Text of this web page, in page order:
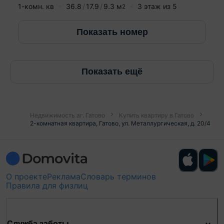
1-комн. кв 36.8 17.9 9.3 м2 3 этаж из 5
Показать номер
Показать ещё
Недвижимость аг. Гатово
Купить квартиру в Гатово
2-комнатная квартира, Гатово, ул. Металлургическая, д. 20/4
О проектеРекламаСловарь терминов
Правила для физлиц